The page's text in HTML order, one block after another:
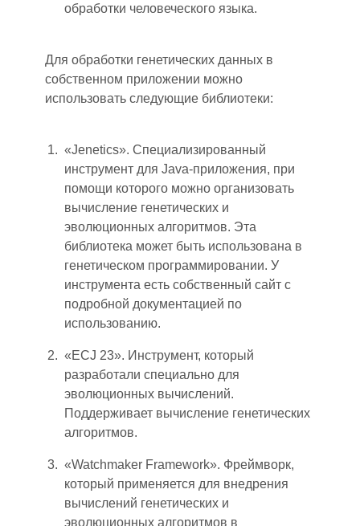
обработки человеческого языка.
Для обработки генетических данных в
собственном приложении можно
использовать следующие библиотеки:
«Jenetics». Специализированный
инструмент для Java-приложения, при
помощи которого можно организовать
вычисление генетических и
эволюционных алгоритмов. Эта
библиотека может быть использована в
генетическом программировании. У
инструмента есть собственный сайт с
подробной документацией по
использованию.
«ECJ 23». Инструмент, который
разработали специально для
эволюционных вычислений.
Поддерживает вычисление генетических
алгоритмов.
«Watchmaker Framework». Фреймворк,
который применяется для внедрения
вычислений генетических и
эволюционных алгоритмов в